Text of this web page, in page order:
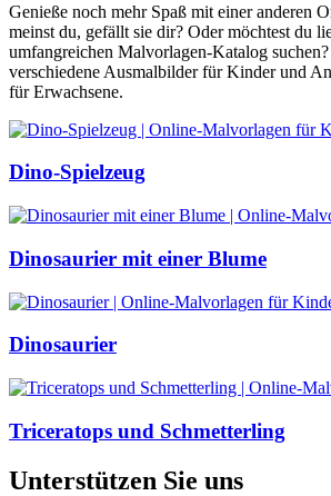
Genieße noch mehr Spaß mit einer anderen
meinst du, gefällt sie dir? Oder möchtest du
umfangreichen Malvorlagen-Katalog
verschiedene Ausmalbilder für Kinder und
für Erwachsene.
Dino-Spielzeug
Dinosaurier mit einer Blume
Dinosaurier
Triceratops und Schmetterling
Unterstützen Sie uns